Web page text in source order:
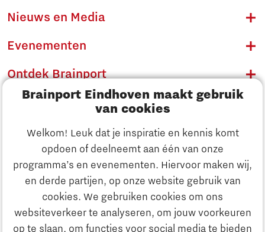
Brainport Eindhoven maakt gebruik
van cookies
Welkom! Leuk dat je inspiratie en kennis komt
opdoen of deelneemt aan één van onze
programma’s en evenementen. Hiervoor maken wij,
en derde partijen, op onze website gebruik van
cookies. We gebruiken cookies om ons
websiteverkeer te analyseren, om jouw voorkeuren
op te slaan, om functies voor social media te bieden
Ontdek Brainport
Innovatie
Nieuws en Media
Evenementen
Ontdek Brainport
Innovatie
Ondernemen
Onderwijs
Maatschappelijk
Strategie & Organisatie